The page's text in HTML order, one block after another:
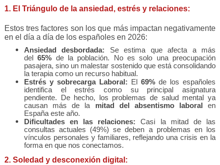
1. El Triángulo de la ansiedad, estrés y relaciones:
Estos tres factores son los que más impactan negativamente
en el día a día de los españoles en 2026:
Ansiedad desbordada:
Se estima que afecta a más
del
65% de la población.
No es solo una preocupación
pasajera, sino un malestar sostenido que está consolidando
la terapia como un recurso habitual.
Estrés y sobrecarga Laboral:
El 69% de los españoles
identifica el estrés como su principal asignatura
pendiente.
De hecho, los problemas de salud mental ya
causan más de la
mitad del absentismo laboral
en
España este año.
Dificultades en las relaciones: Casi la mitad de las
consultas actuales (49%) se deben a problemas en los
vínculos personales y familiares, reflejando una crisis en la
forma en que nos conectamos.
2. Soledad y desconexión digital: